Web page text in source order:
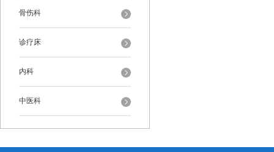
骨伤科
诊疗床
内科
中医科